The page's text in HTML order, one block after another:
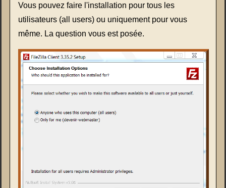
Vous pouvez faire l'installation pour tous les
utilisateurs (all users) ou uniquement pour vous
même. La question vous est posée.